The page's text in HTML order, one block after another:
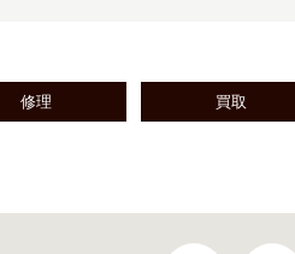
修理 買取